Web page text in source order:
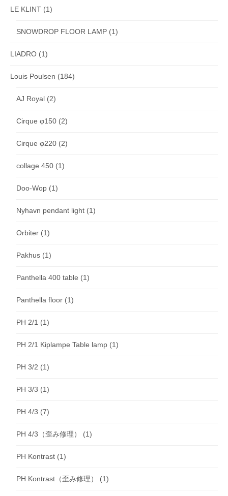
LE KLINT (1)
SNOWDROP FLOOR LAMP (1)
LIADRO (1)
Louis Poulsen (184)
AJ Royal (2)
Cirque φ150 (2)
Cirque φ220 (2)
collage 450 (1)
Doo-Wop (1)
Nyhavn pendant light (1)
Orbiter (1)
Pakhus (1)
Panthella 400 table (1)
Panthella floor (1)
PH 2/1 (1)
PH 2/1 Kiplampe Table lamp (1)
PH 3/2 (1)
PH 3/3 (1)
PH 4/3 (7)
PH 4/3（歪み修理） (1)
PH Kontrast (1)
PH Kontrast（歪み修理） (1)